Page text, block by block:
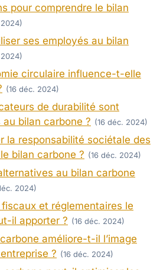
pour comprendre le bilan
ses employés au bilan
circulaire influence-t-elle
(16 déc. 2024)
de durabilité sont
bilan carbone ? (16 déc. 2024)
la responsabilité sociétale des
bilan carbone ? (16 déc. 2024)
au bilan carbone
2024)
et réglementaires le
il apporter ? (16 déc. 2024)
améliore-t-il l’image
? (16 déc. 2024)